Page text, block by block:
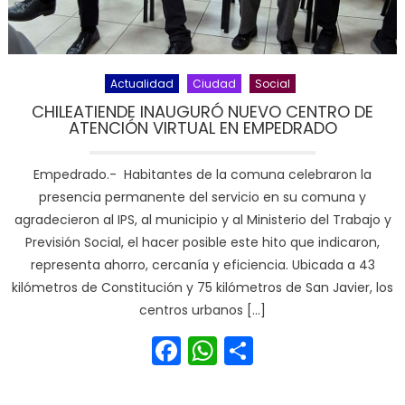
Actualidad Ciudad Social
CHILEATIENDE INAUGURÓ NUEVO CENTRO DE
ATENCIÓN VIRTUAL EN EMPEDRADO
Empedrado.- Habitantes de la comuna celebraron la
presencia permanente del servicio en su comuna y
agradecieron al IPS, al municipio y al Ministerio del Trabajo y
Previsión Social, el hacer posible este hito que indicaron,
representa ahorro, cercanía y eficiencia. Ubicada a 43
kilómetros de Constitución y 75 kilómetros de San Javier, los
centros urbanos […]
Facebook
WhatsApp